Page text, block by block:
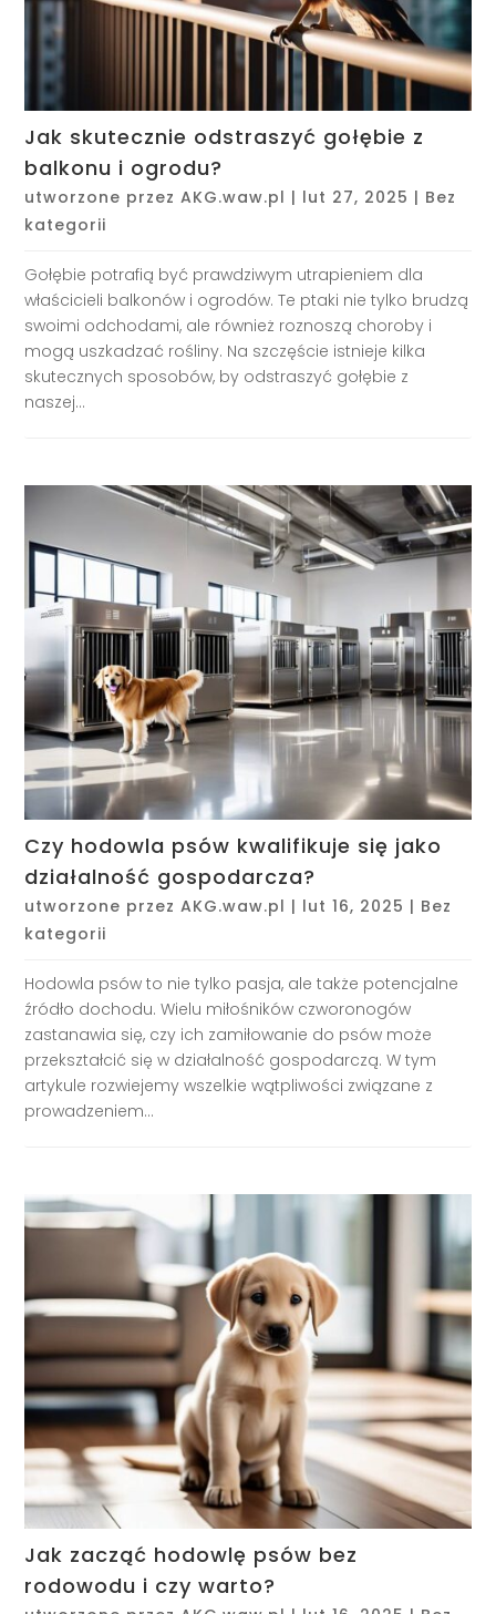
Jak skutecznie odstraszyć gołębie z
balkonu i ogrodu?
utworzone przezAKG.waw.pl | lut 27, 2025 | Bez
kategorii
Gołębie potrafią być prawdziwym utrapieniem dla
właścicieli balkonów i ogrodów. Te ptaki nie tylko brudzą
swoimi odchodami, ale również roznoszą choroby i
mogą uszkadzać rośliny. Na szczęście istnieje kilka
skutecznych sposobów, by odstraszyć gołębie z
naszej...
Czy hodowla psów kwalifikuje się jako
działalność gospodarcza?
utworzone przezAKG.waw.pl | lut 16, 2025 | Bez
kategorii
Hodowla psów to nie tylko pasja, ale także potencjalne
źródło dochodu. Wielu miłośników czworonogów
zastanawia się, czy ich zamiłowanie do psów może
przekształcić się w działalność gospodarczą. W tym
artykule rozwiejemy wszelkie wątpliwości związane z
prowadzeniem...
Jak zacząć hodowlę psów bez
rodowodu i czy warto?